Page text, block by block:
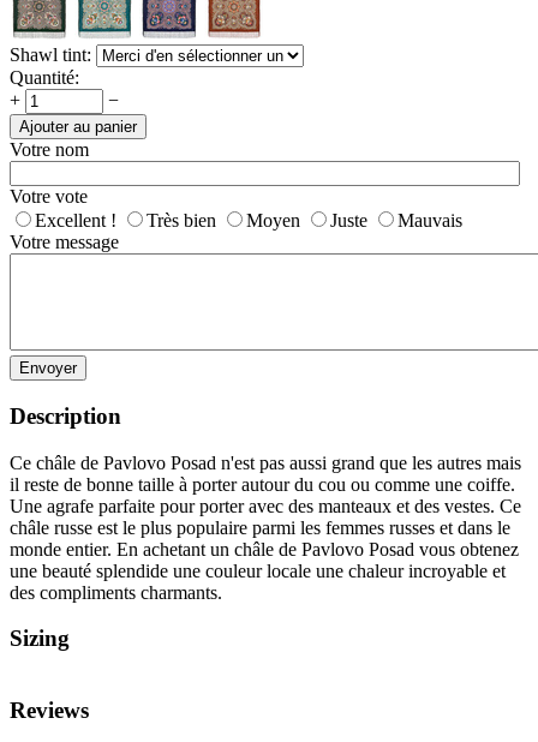
Shawl tint:
Quantité:
+
−
Ajouter au panier
Votre nom
Votre vote
Excellent !
Très bien Moyen Juste
Mauvais
Votre message
Envoyer
Description
Ce châle de Pavlovo Posad n'est pas aussi grand que les autres mais
il reste de bonne taille à porter autour du cou ou comme une coiffe.
Une agrafe parfaite pour porter avec des manteaux et des vestes. Ce
châle russe est le plus populaire parmi les femmes russes et dans le
monde entier. En achetant un châle de Pavlovo Posad vous obtenez
une beauté splendide une couleur locale une chaleur incroyable et
des compliments charmants.
Sizing
Reviews